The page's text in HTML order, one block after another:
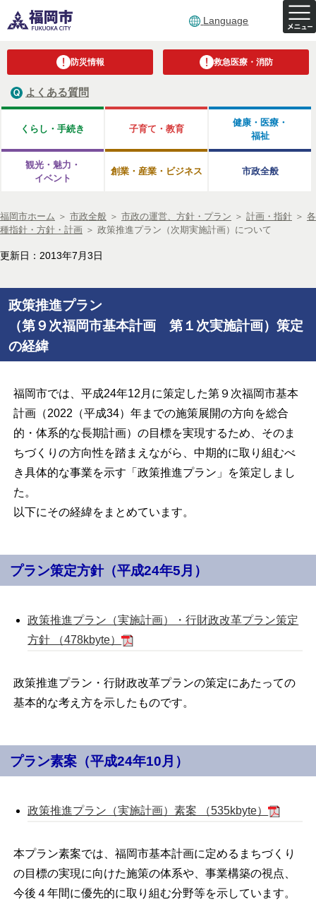
Language
防災情報 救急医療・消防
よくある質問
くらし・手続き 子育て・教育
健康・医療・
福祉
観光・魅力・
イベント
創業・産業・ビジネス 市政全般
福岡市ホーム ＞ 市政全般 ＞ 市政の運営、方針・プラン ＞ 計画・指針 ＞ 各
種指針・方針・計画 ＞ 政策推進プラン（次期実施計画）について
更新日：2013年7月3日
政策推進プラン
（第９次福岡市基本計画 第１次実施計画）策定
の経緯
福岡市では、平成24年12月に策定した第９次福岡市基本
計画（2022（平成34）年までの施策展開の方向を総合
的・体系的な長期計画）の目標を実現するため、そのま
ちづくりの方向性を踏まえながら、中期的に取り組むべ
き具体的な事業を示す「政策推進プラン」を策定しまし
た。
以下にその経緯をまとめています。
プラン策定方針（平成24年5月）
政策推進プラン（実施計画）・行財政改革プラン策定
方針 （478kbyte）
政策推進プラン・行財政改革プランの策定にあたっての
基本的な考え方を示したものです。
プラン素案（平成24年10月）
政策推進プラン（実施計画）素案 （535kbyte）
本プラン素案では、福岡市基本計画に定めるまちづくり
の目標の実現に向けた施策の体系や、事業構築の視点、
今後４年間に優先的に取り組む分野等を示しています。